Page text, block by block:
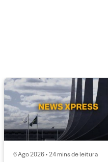
6 Ago 2026 • 24 mins de leitura